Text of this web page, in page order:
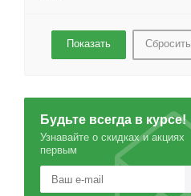
Сбросить
Будьте всегда в курсе!
Узнавайте о скидках и акциях
первым